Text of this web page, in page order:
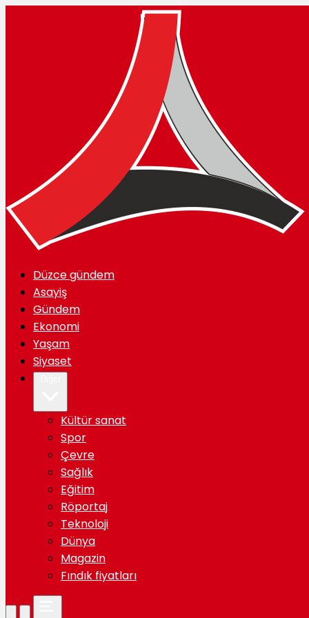
Düzce gündem
Asayiş
Gündem
Ekonomi
Yaşam
Siyaset
Kültür sanat
Spor
Çevre
Sağlık
Eğitim
Röportaj
Teknoloji
Dünya
Magazin
Fındık fiyatları